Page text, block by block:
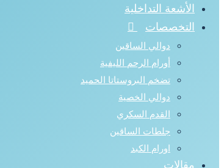
الأشعة التداخلية
التخصصات
دوالي الساقين
أورام الرحم الليفية
تضخم البروستاتا الحميد
دوالي الخصية
القدم السكري
جلطات الساقين
اورام الكبد
مقالات